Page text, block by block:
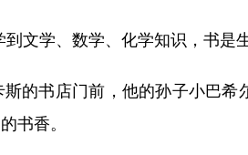
文学、数学、化学知识，书是
书店门前，他的孙子小巴希
书香。